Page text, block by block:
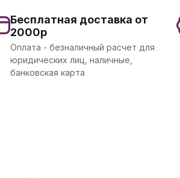
Бесплатная доставка от
2000р
Оплата - безналичный расчет для
юридических лиц, наличные,
банковская карта